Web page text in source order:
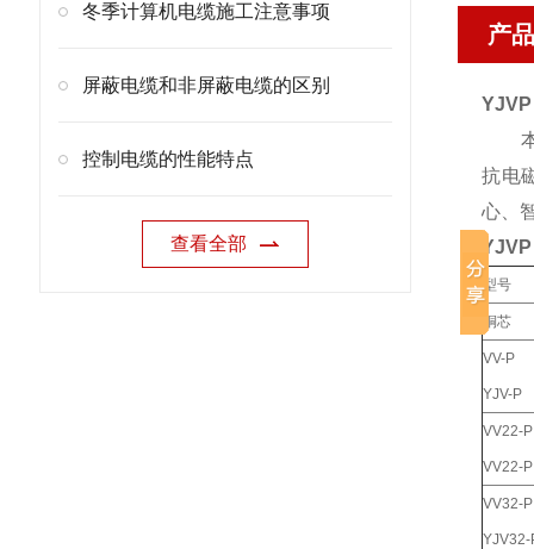
冬季计算机电缆施工注意事项
屏蔽电缆和非屏蔽电缆的区别
控制电缆的性能特点
查看全部
产
YJVP
本
抗电
心、
型号
铜芯
VV-P
YJV-P
VV22-P
VV22-P
VV32-P
YJV32-